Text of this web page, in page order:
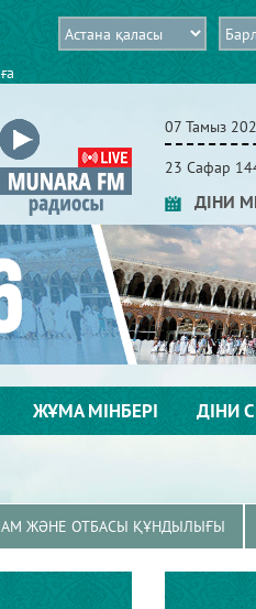
07 Тамыз
23 Сафар
ДІНИ
ЖҰМА МІНБЕРІ ДІНИ
ЖӘНЕ ОТБАСЫ ҚҰНДЫЛЫҒЫ